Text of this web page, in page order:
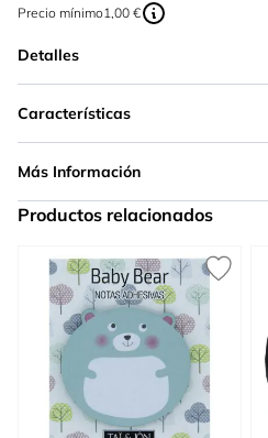
Precio mínimo1,00 €
Detalles
Características
Más Información
Productos relacionados
Press to skip carousel